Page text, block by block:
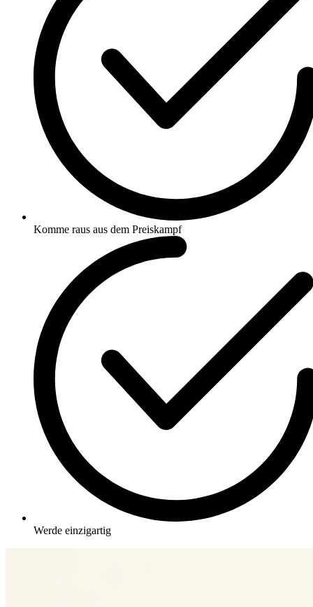
Komme raus aus dem Preiskampf
Werde einzigartig